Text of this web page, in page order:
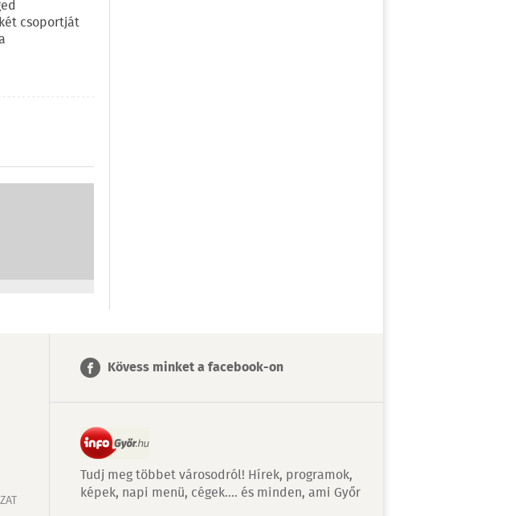
csoportját
Kövess minket a facebook-on
Tudj meg többet városodról! Hírek, programok,
képek, napi menü, cégek…. és minden, ami Győr